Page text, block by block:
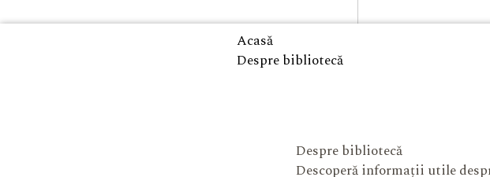
Acasă
Despre bibliotecă
Despre bibliotecă
Descoperă informații utile